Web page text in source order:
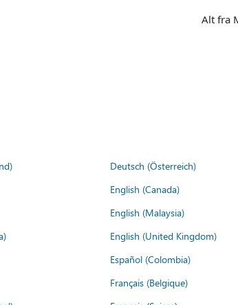
Alt fra
Deutsch (Österreich)
English (Canada)
English (Malaysia)
English (United Kingdom)
Español (Colombia)
Français (Belgique)